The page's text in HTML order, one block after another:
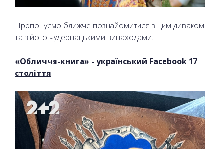
Пропонуємо ближче познайомитися з цим диваком
та з його чудернацькими винаходами.
«Обличчя-книга» - український Facebook 17
століття